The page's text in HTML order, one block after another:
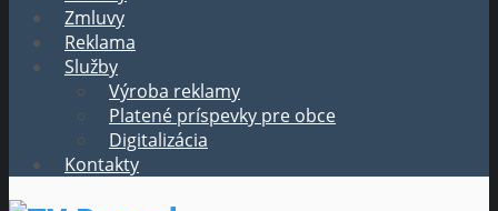
Zmluvy
Reklama
Služby
Výroba reklamy
Platené príspevky pre obce
Digitalizácia
Kontakty